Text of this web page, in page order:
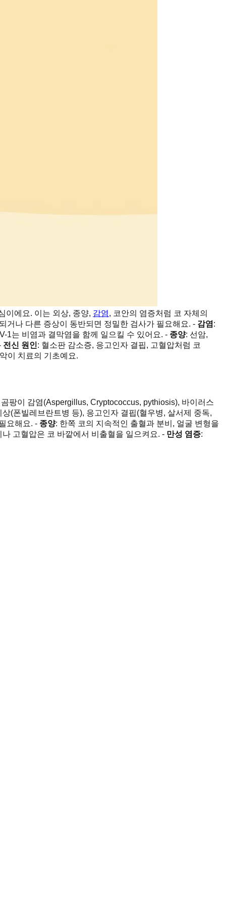
이에요. 이는 외상, 종양, 감염, 코안의 염증처럼 코 자체의
거나 다른 증상이 동반되면 정밀한 검사가 필요해요. - 감염:
1는 비염과 결막염을 함께 일으킬 수 있어요. - 종양: 선암,
전신 원인: 혈소판 감소증, 응고인자 결핍, 고혈압처럼 코
이 치료의 기초예요.
팡이 감염(Aspergillus, Cryptococcus, pythiosis), 바이러스
(폰빌레브란트병 등), 응고인자 결핍(혈우병, 살서제 중독,
요해요. - 종양: 한쪽 코의 지속적인 출혈과 분비, 얼굴 변형을
나 고혈압은 코 바깥에서 비출혈을 일으켜요. - 만성 염증: